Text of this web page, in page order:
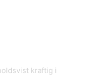
kraftig i